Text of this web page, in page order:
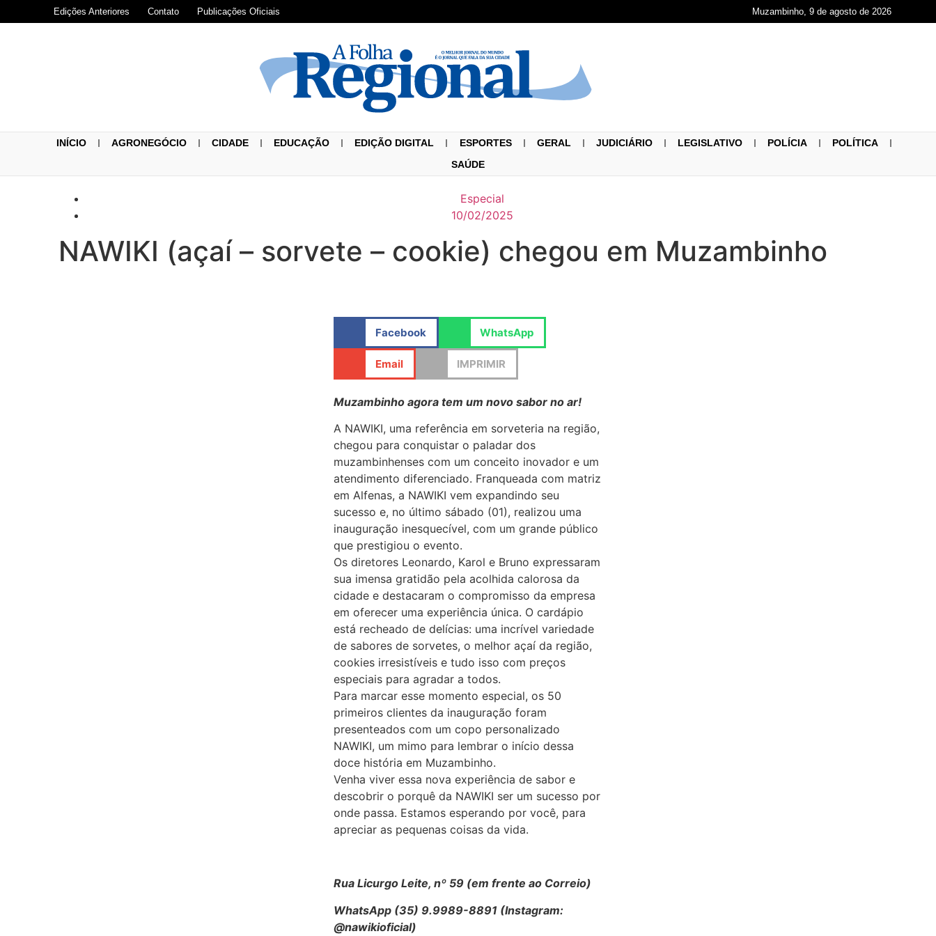
Edições Anteriores Contato Publicações Oficiais Muzambinho, 9 de agosto de 2026
INÍCIO AGRONEGÓCIO CIDADE EDUCAÇÃO EDIÇÃO DIGITAL ESPORTES GERAL JUDICIÁRIO LEGISLATIVO POLÍCIA
POLÍTICA
SAÚDE
Especial
10/02/2025
NAWIKI (açaí – sorvete – cookie) chegou em Muzambinho
Facebook WhatsApp
Email IMPRIMIR
Muzambinho agora tem um novo sabor no ar!
A NAWIKI, uma referência em sorveteria na região,
chegou para conquistar o paladar dos
muzambinhenses com um conceito inovador e um
atendimento diferenciado. Franqueada com matriz
em Alfenas, a NAWIKI vem expandindo seu
sucesso e, no último sábado (01), realizou uma
inauguração inesquecível, com um grande público
que prestigiou o evento.
Os diretores Leonardo, Karol e Bruno expressaram
sua imensa gratidão pela acolhida calorosa da
cidade e destacaram o compromisso da empresa
em oferecer uma experiência única. O cardápio
está recheado de delícias: uma incrível variedade
de sabores de sorvetes, o melhor açaí da região,
cookies irresistíveis e tudo isso com preços
especiais para agradar a todos.
Para marcar esse momento especial, os 50
primeiros clientes da inauguração foram
presenteados com um copo personalizado
NAWIKI, um mimo para lembrar o início dessa
doce história em Muzambinho.
Venha viver essa nova experiência de sabor e
descobrir o porquê da NAWIKI ser um sucesso por
onde passa. Estamos esperando por você, para
apreciar as pequenas coisas da vida.
Rua Licurgo Leite, nº 59 (em frente ao Correio)
WhatsApp (35) 9.9989-8891 (Instagram:
@nawikioficial)